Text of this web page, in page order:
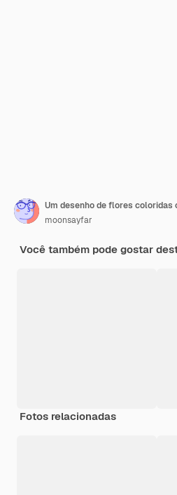
Um desenho de flores
moonsayfar
Você também pode gostar
Fotos relacionadas